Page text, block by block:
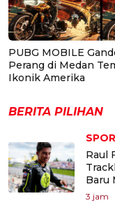
PUBG MOBILE
Perang di Medan
Ikonik Amerika
BERITA PILIHAN
Raul
Baru
3 jam